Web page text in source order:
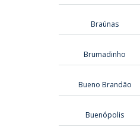
Braúnas
Brumadinho
Bueno Brandão
Buenópolis